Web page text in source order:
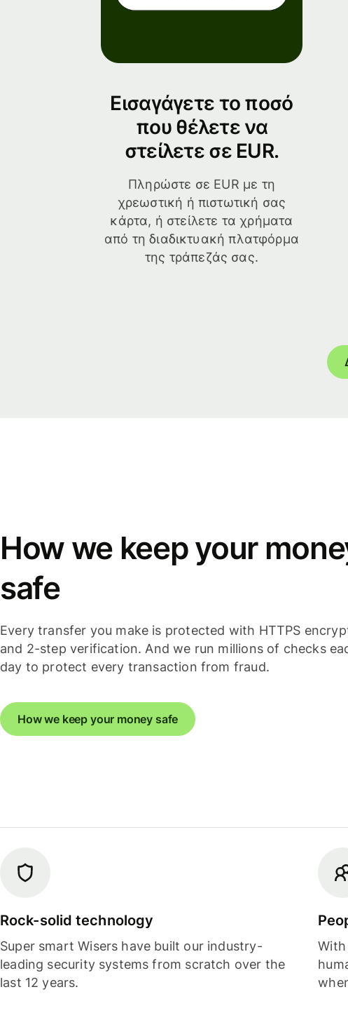
Εισαγάγετε το ποσό
που θέλετε να
στείλετε σε EUR.
Πληρώστε σε EUR με τη
χρεωστική ή πιστωτική σας
κάρτα, ή στείλετε τα χρήματα
από τη διαδικτυακή πλατφόρμα
της τράπεζάς σας.
How we keep your
safe
Every transfer you make is protected with HTTPS
and 2-step verification. And we run millions of checks
day to protect every transaction from fraud.
How we keep your money safe
Rock-solid technology
Super smart Wisers have built our industry-
leading security systems from scratch over the
last 12 years.